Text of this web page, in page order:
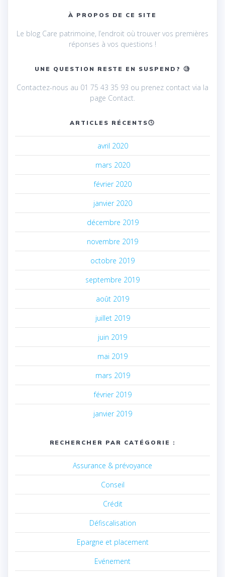
À PROPOS DE CE SITE
Le blog Care patrimoine, l’endroit où trouver vos premières
réponses à vos questions !
UNE QUESTION RESTE EN SUSPEND? 🧐
Contactez-nous au 01 75 43 35 93 ou prenez contact via la
page Contact.
ARTICLES RÉCENTS🕓
avril 2020
mars 2020
février 2020
janvier 2020
décembre 2019
novembre 2019
octobre 2019
septembre 2019
août 2019
juillet 2019
juin 2019
mai 2019
mars 2019
février 2019
janvier 2019
RECHERCHER PAR CATÉGORIE :
Assurance & prévoyance
Conseil
Crédit
Défiscalisation
Epargne et placement
Evénement